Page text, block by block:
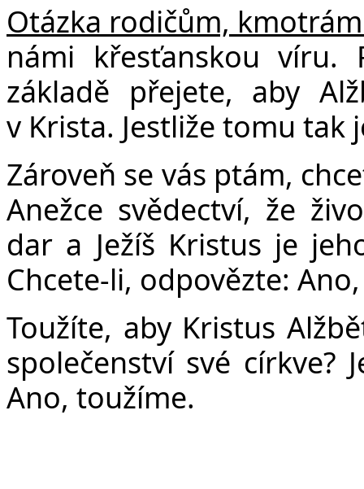
Otázka rodičům,
námi křesťanskou
základě přejete, aby
v Krista. Jestliže tomu tak
Zároveň se vás ptám,
Anežce svědectví, že
dar a Ježíš Kristus je
Chcete-li, odpovězte:
Toužíte, aby Kristus
společenství své církve?
Ano, toužíme.